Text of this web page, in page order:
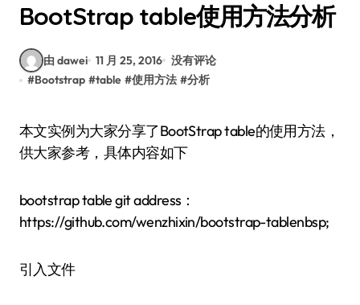
BootStrap table使用方法分析
由 dawei 11 月 25, 2016 没有评论
#Bootstrap #table #使用方法 #分析
本文实例为大家分享了BootStrap table的使用方法，
供大家参考，具体内容如下
bootstrap table git address：
https://github.com/wenzhixin/bootstrap-tablenbsp;
引入文件